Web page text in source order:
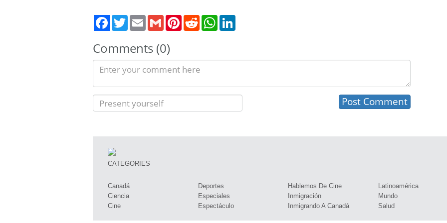
TwitterEmail Gmail PinterestRedditWhatsApp
Comments (0)
CATEGORIES
Canadá
Ciencia
Cine
Deportes
Especiales
Espectáculo
Hablemos De Cine
Inmigración
Inmigrando A Canadá
Latinoamérica
Mundo
Salud